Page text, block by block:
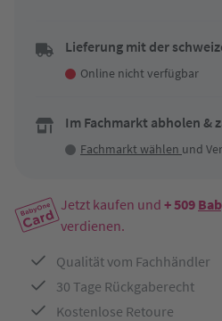
Lieferung mit der
Online nicht verfügbar
Im Fachmarkt abholen &
Fachmarkt wählen und
Jetzt kaufen und + 509
verdienen.
Qualität vom Fachhändler
30 Tage Rückgaberecht
Kostenlose Retoure